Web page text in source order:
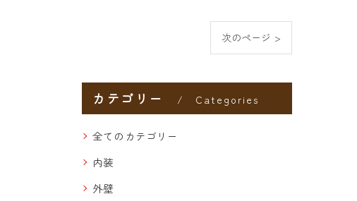
次のページ >
カテゴリー Categories
全てのカテゴリー
内装
外壁